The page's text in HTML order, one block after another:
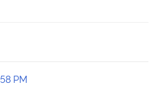
PM